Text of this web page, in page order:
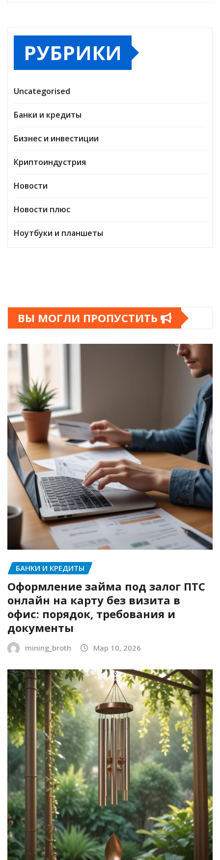
РУБРИКИ
Uncategorised
Банки и кредиты
Бизнес и инвестиции
Криптоиндустрия
Новости
Новости плюс
Ноутбуки и планшеты
ВЫ МОГЛИ ПРОПУСТИТЬ
БАНКИ И КРЕДИТЫ
Оформление займа под залог ПТС
онлайн на карту без визита в
офис: порядок, требования и
документы
mining_broth Мар 10, 2026